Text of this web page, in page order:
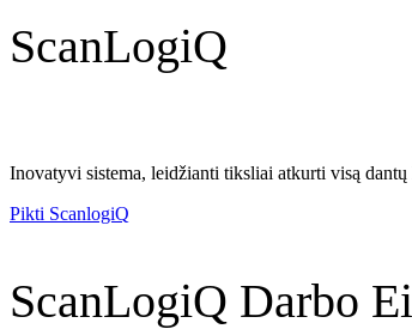
ScanLogiQ
Inovatyvi sistema, leidžianti tiksliai atkurti visą
Pikti ScanlogiQ
ScanLogiQ Darbo